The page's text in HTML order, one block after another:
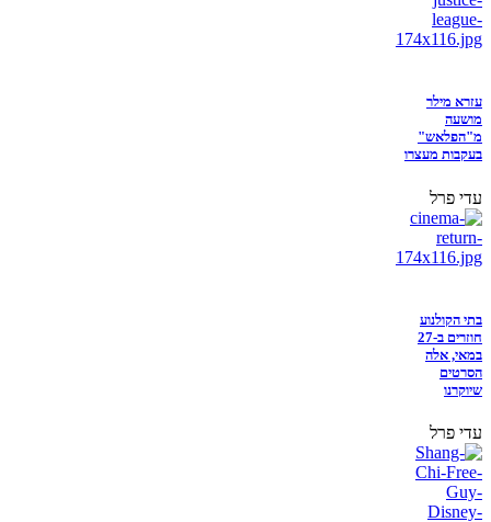
עזרא מילר
מושעה
מ"הפלאש"
בעקבות מעצרו
עדי פרל
בתי הקולנוע
חוזרים ב-27
במאי, אלה
הסרטים
שיוקרנו
עדי פרל